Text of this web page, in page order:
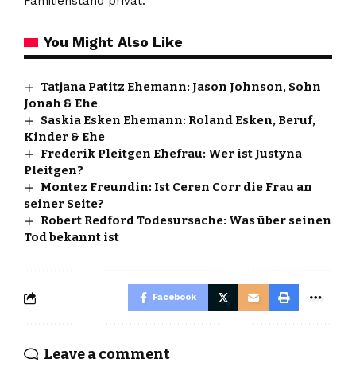
You Might Also Like
Tatjana Patitz Ehemann: Jason Johnson, Sohn
Jonah & Ehe
Saskia Esken Ehemann: Roland Esken, Beruf,
Kinder & Ehe
Frederik Pleitgen Ehefrau: Wer ist Justyna
Pleitgen?
Montez Freundin: Ist Ceren Corr die Frau an
seiner Seite?
Robert Redford Todesursache: Was über seinen
Tod bekannt ist
Facebook
Leave a comment